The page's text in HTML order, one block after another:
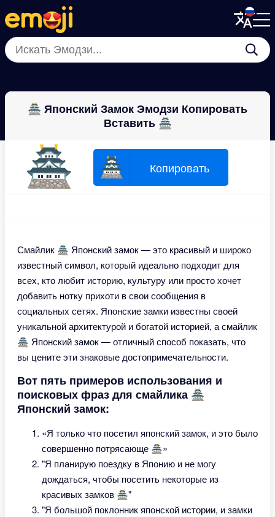
Menu
Close
Menu
Close
🏯 Японский Замок Эмодзи Копировать
Вставить 🏯
🏯 🏯 Копировать
Смайлик 🏯 Японский замок — это красивый и широко
известный символ, который идеально подходит для
всех, кто любит историю, культуру или просто хочет
добавить нотку прихоти в свои сообщения в
социальных сетях. Японские замки известны своей
уникальной архитектурой и богатой историей, а смайлик
🏯 Японский замок — отличный способ показать, что
вы цените эти знаковые достопримечательности.
Вот пять примеров использования и
поисковых фраз для смайлика 🏯
Японский замок:
«Я только что посетил японский замок, и это было
совершенно потрясающе 🏯»
"Я планирую поездку в Японию и не могу
дождаться, чтобы посетить некоторые из
красивых замков 🏯"
"Я большой поклонник японской истории, и замки